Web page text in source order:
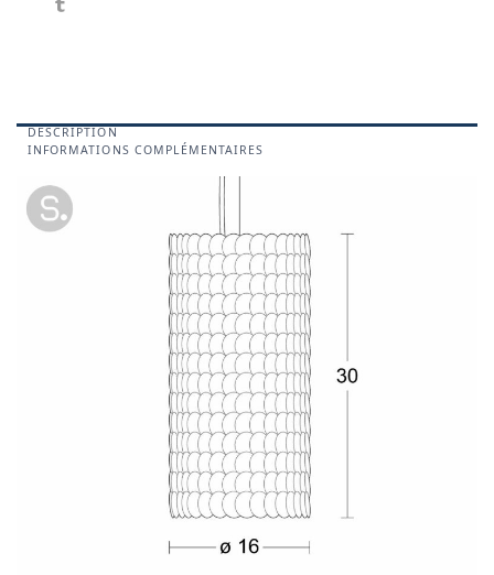
DESCRIPTION
INFORMATIONS COMPLÉMENTAIRES